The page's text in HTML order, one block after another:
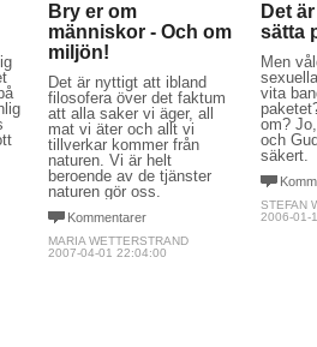
Bry er om
människor - Och om
miljön!
Det är nyttigt att ibland
filosofera över det faktum
att alla saker vi äger, all
mat vi äter och allt vi
tillverkar kommer från
naturen. Vi är helt
beroende av de tjänster
naturen gör oss.
Kommentarer
MARIA WETTERSTRAND
2007-04-01 22:04:00
Det
sätta
Men
vita
om?
och
säkert.
STEFAN
2006-01-